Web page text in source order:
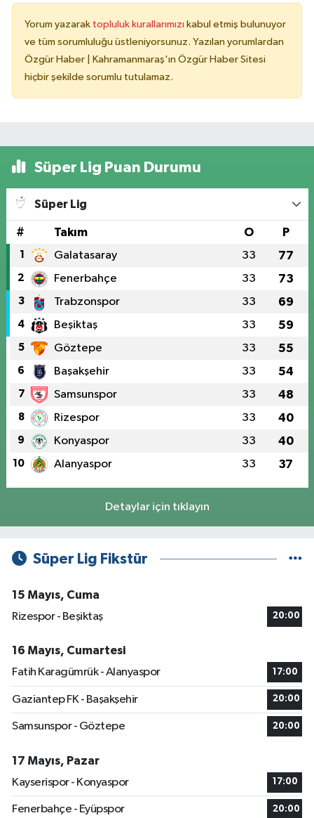
Yorum yazarak topluluk kurallarımızı kabul etmiş bulunuyor
ve tüm sorumluluğu üstleniyorsunuz. Yazılan yorumlardan
Özgür Haber | Kahramanmaraş'ın Özgür Haber Sitesi
hiçbir şekilde sorumlu tutulamaz.
Süper Lig Puan Durumu
Süper Lig
# Takım O P
1 Galatasaray 33 77
2 Fenerbahçe 33 73
3 Trabzonspor 33 69
4 Beşiktaş 33 59
5 Göztepe 33 55
6 Başakşehir 33 54
7 Samsunspor 33 48
8 Rizespor 33 40
9 Konyaspor 33 40
10 Alanyaspor 33 37
Detaylar için tıklayın
Süper Lig Fikstür
15 Mayıs, Cuma
Rizespor - Beşiktaş
20:00
16 Mayıs, Cumartesi
Fatih Karagümrük - Alanyaspor
17:00
Gaziantep FK - Başakşehir 20:00
Samsunspor - Göztepe 20:00
17 Mayıs, Pazar
Kayserispor - Konyaspor
17:00
Fenerbahçe - Eyüpspor 20:00